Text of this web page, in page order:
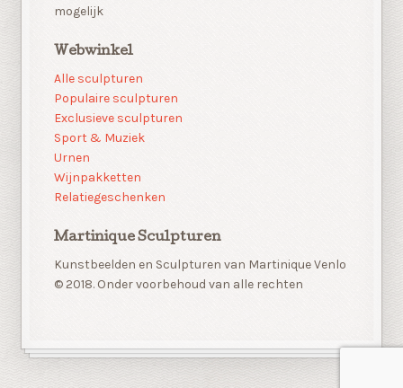
mogelijk
Webwinkel
Alle sculpturen
Populaire sculpturen
Exclusieve sculpturen
Sport & Muziek
Urnen
Wijnpakketten
Relatiegeschenken
Martinique Sculpturen
Kunstbeelden en Sculpturen van Martinique Venlo
© 2018. Onder voorbehoud van alle rechten